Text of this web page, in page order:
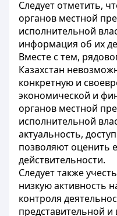
Следует отметить,
органов местной
исполнительной
информация об их
Вместе с тем,
Казахстан
конкретную и
экономической и
органов местной
исполнительной
актуальность,
позволяют оценить
действительности.
Следует также
низкую активность
контроля
представительной и